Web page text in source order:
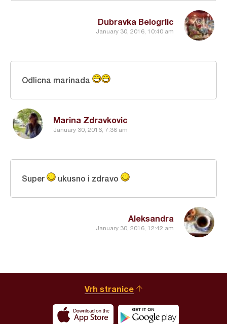
Dubravka Belogrlic
January 30, 2016, 10:40 am
Marina Zdravkovic
January 30, 2016, 7:38 am
Odlicna marinada
Aleksandra
January 30, 2016, 12:42 am
Super ukusno i zdravo
Vrh stranice